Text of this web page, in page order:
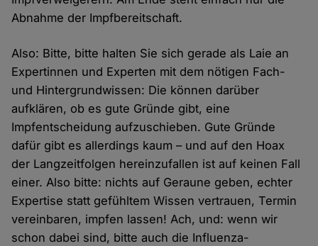
Abnahme der Impfbereitschaft.
Also: Bitte, bitte halten Sie sich gerade als Laie an
Expertinnen und Experten mit dem nötigen Fach-
und Hintergrundwissen: Die können darüber
aufklären, ob es gute Gründe gibt, eine
Impfentscheidung aufzuschieben. Gute Gründe
dafür gibt es allerdings kaum – und auf den Hoax
der Langzeitfolgen hereinzufallen ist auf keinen Fall
einer. Also bitte: nichts auf Geraune geben, echter
Expertise statt gefühltem Wissen vertrauen, Termin
vereinbaren, impfen lassen! Ach, und: wenn wir
schon dabei sind, bitte auch die Influenza-